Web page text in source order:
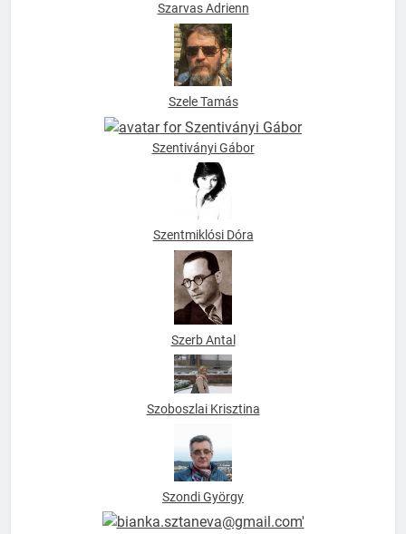
Szarvas Adrienn
Szele Tamás
Szentiványi Gábor
Szentmiklósi Dóra
Szerb Antal
Szoboszlai Krisztina
Szondi György